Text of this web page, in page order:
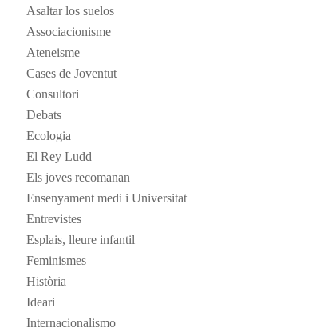
Asaltar los suelos
Associacionisme
Ateneisme
Cases de Joventut
Consultori
Debats
Ecologia
El Rey Ludd
Els joves recomanan
Ensenyament medi i Universitat
Entrevistes
Esplais, lleure infantil
Feminismes
Història
Ideari
Internacionalismo